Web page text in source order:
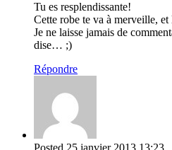
Tu es resplendissante!
Cette robe te va à merveille,
Je ne laisse jamais de
dise… ;)
Répondre
Posted 25 janvier 2013 13:23